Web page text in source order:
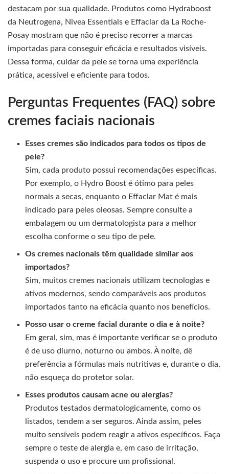
destacam por sua qualidade. Produtos como Hydraboost
da Neutrogena, Nivea Essentials e Effaclar da La Roche-
Posay mostram que não é preciso recorrer a marcas
importadas para conseguir eficácia e resultados visíveis.
Dessa forma, cuidar da pele se torna uma experiência
prática, acessível e eficiente para todos.
Perguntas Frequentes (FAQ) sobre
cremes faciais nacionais
Esses cremes são indicados para todos os tipos de
pele?
Sim, cada produto possui recomendações específicas.
Por exemplo, o Hydro Boost é ótimo para peles
normais a secas, enquanto o Effaclar Mat é mais
indicado para peles oleosas. Sempre consulte a
embalagem ou um dermatologista para a melhor
escolha conforme o seu tipo de pele.
Os cremes nacionais têm qualidade similar aos
importados?
Sim, muitos cremes nacionais utilizam tecnologias e
ativos modernos, sendo comparáveis aos produtos
importados tanto na eficácia quanto nos benefícios.
Posso usar o creme facial durante o dia e à noite?
Em geral, sim, mas é importante verificar se o produto
é de uso diurno, noturno ou ambos. À noite, dê
preferência a fórmulas mais nutritivas e, durante o dia,
não esqueça do protetor solar.
Esses produtos causam acne ou alergias?
Produtos testados dermatologicamente, como os
listados, tendem a ser seguros. Ainda assim, peles
muito sensíveis podem reagir a ativos específicos. Faça
sempre o teste de alergia e, em caso de irritação,
suspenda o uso e procure um profissional.